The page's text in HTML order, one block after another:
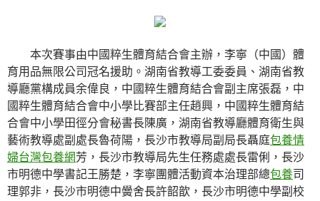
本次賽事由中國粹生體育結合會主辦，李寧（中國）體
育用品無限公司冠名援助。湖南省教導工委委員、湖南省教
導廳黨構成員余偉良，中國粹生體育結合會副主席張磊，中
國粹生體育結合會中小學比賽部主任趙興，中國粹生體育結
合會中小學田徑分會秘書長陳廣，湖南省教導廳體育衛生與
藝術教導處副處長魯荷陽，長沙市教導局副局長聶庭包養情
婦台灣包養網芳，長沙市教導局先生任務處處長雷俐，長沙
市明德中學書記王勝楚，李寧團體活動資本治理部總包養司
理郭非，長沙市明德中黌舍長許韶歆，長沙市明德中學副校